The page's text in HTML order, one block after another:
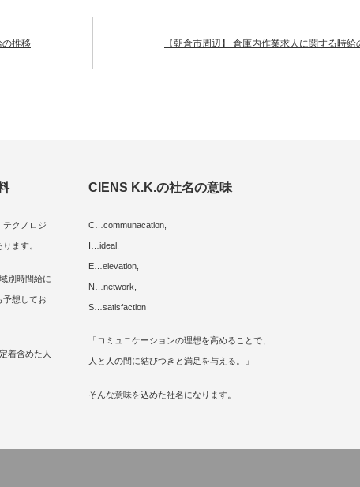
の推移 【朝倉市周辺】 倉庫内作業求人に関する時給
テクノロジ
ます。
別時間給に
予想してお
着含めた人
CIENS K.K.の社名の意味
C…communacation,
I…ideal,
E…elevation,
N…network,
S…satisfaction
「コミュニケーションの理想を高めることで、
人と人の間に結びつきと満足を与える。」
そんな意味を込めた社名になります。